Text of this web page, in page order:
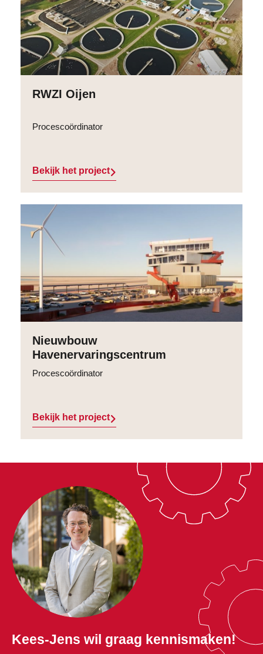
RWZI Oijen
Procescoördinator
Bekijk het project
Nieuwbouw
Havenervaringscentrum
Procescoördinator
Bekijk het project
Kees-Jens wil graag kennismaken!